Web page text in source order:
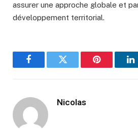
assurer une approche globale et
développement territorial.
FacebookTwitter Pinterest
Nicolas